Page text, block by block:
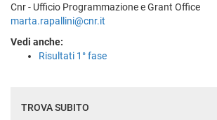
Cnr - Ufficio Programmazione e Grant Office
marta.rapallini@cnr.it
Vedi anche:
Risultati 1° fase
TROVA SUBITO